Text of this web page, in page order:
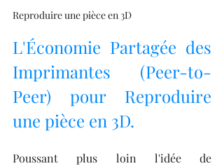
Reproduire une pièce en 3D
L'Économie Partagée des
Imprimantes (Peer-to-
Peer) pour Reproduire
une pièce en 3D.
Poussant plus loin l'idée de